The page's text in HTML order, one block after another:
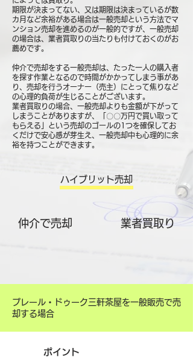
期限が決まってない、又は期限は決まっているが数
カ月など余裕がある場合は一般売却という方法でマ
ンション売却を進めるのが一般的ですが、一般売却
の場合は、業者買取りの当たりも付けておくのがお
薦めです。
仲介で売却をする一般売却は、たった一人の購入者
を探す作業となるので時間がかかってしまう事があ
り、売却を行うオーナー（売主）にとって焦りなど
の心理的負荷が生じることがございます。
業者買取りの場合、一般売却よりも金額が下がって
しまうことがありますが、「〇〇万円で買い取って
もらえる」という売却のゴールの1つを確保してお
くだけで安心感が芽生え、一般売却中も心理的に余
裕を持つことができます。
ハイブリット売却
仲介で売却 ​業者買取り
プレール・ドゥーク三軒茶屋を一般販売で売
却する場合
ポイント